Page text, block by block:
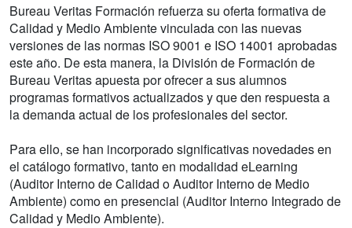
Bureau Veritas Formación refuerza su oferta formativa de
Calidad y Medio Ambiente vinculada con las nuevas
versiones de las normas ISO 9001 e ISO 14001 aprobadas
este año. De esta manera, la División de Formación de
Bureau Veritas apuesta por ofrecer a sus alumnos
programas formativos actualizados y que den respuesta a
la demanda actual de los profesionales del sector.
Para ello, se han incorporado significativas novedades en
el catálogo formativo, tanto en modalidad eLearning
(Auditor Interno de Calidad o Auditor Interno de Medio
Ambiente) como en presencial (Auditor Interno Integrado de
Calidad y Medio Ambiente).